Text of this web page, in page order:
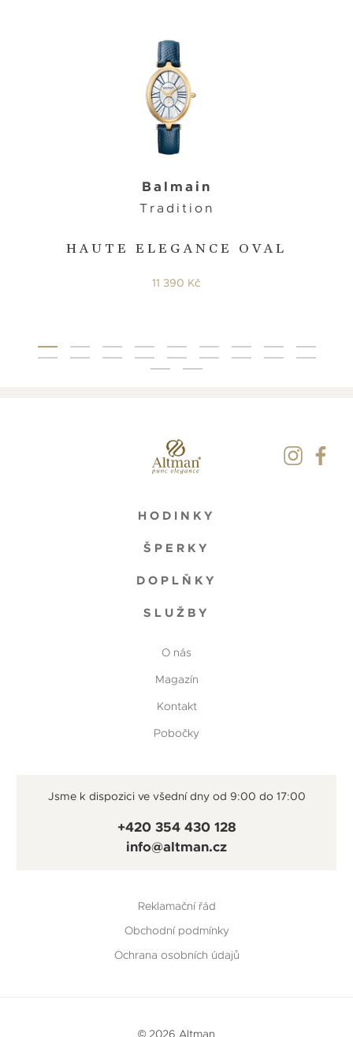
HAUTE ELEGANCE OVAL
Balmain
Tradition
11 390 Kč
HODINKY
ŠPERKY
DOPLŇKY
SLUŽBY
O nás
Magazín
Kontakt
Pobočky
Jsme k dispozici ve všední dny od 9:00 do 17:00
+420 354 430 128
info@altman.cz
Reklamační řád
Obchodní podmínky
Ochrana osobních údajů
© 2026 Altman